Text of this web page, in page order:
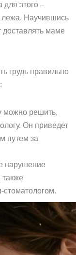
для этого –
Научившись
доставлять маме
грудь правильно
можно решить,
Он приведет
путем за
нарушение
также
стоматологом.